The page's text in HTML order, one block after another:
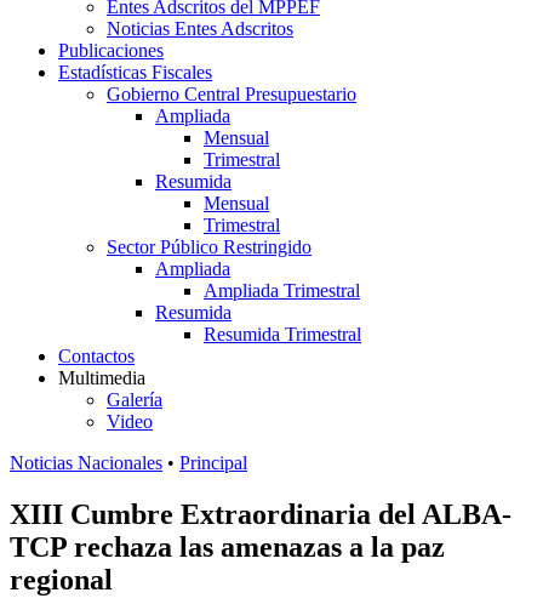
Entes Adscritos del MPPEF
Noticias Entes Adscritos
Publicaciones
Estadísticas Fiscales
Gobierno Central Presupuestario
Ampliada
Mensual
Trimestral
Resumida
Mensual
Trimestral
Sector Público Restringido
Ampliada
Ampliada Trimestral
Resumida
Resumida Trimestral
Contactos
Multimedia
Galería
Video
Noticias Nacionales • Principal
XIII Cumbre Extraordinaria del ALBA-
TCP rechaza las amenazas a la paz
regional